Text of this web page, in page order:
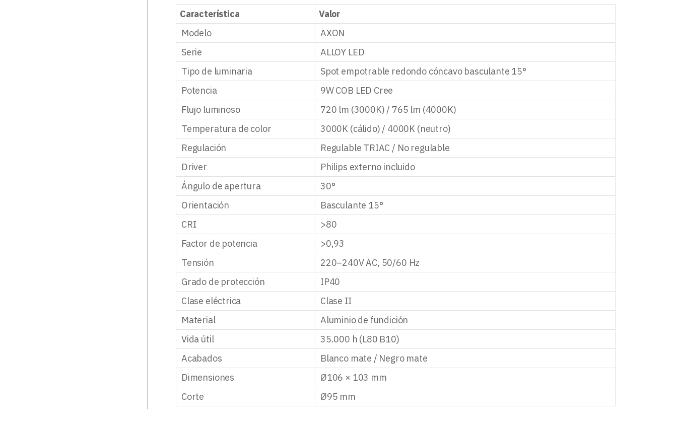
Característica
Valor
Modelo
AXON
Serie
ALLOY LED
Tipo de luminaria
Spot empotrable redondo cóncavo basculante 15°
Potencia
9W COB LED Cree
Flujo luminoso
720 lm (3000K) / 765 lm (4000K)
Temperatura de color
3000K (cálido) / 4000K (neutro)
Regulación
Regulable TRIAC / No regulable
Driver
Philips externo incluido
Ángulo de apertura
30°
Orientación
Basculante 15°
CRI
>80
Factor de potencia
>0,93
Tensión
220–240V AC, 50/60 Hz
Grado de protección
IP40
Clase eléctrica
Clase II
Material
Aluminio de fundición
Vida útil
35.000 h (L80 B10)
Acabados
Blanco mate / Negro mate
Dimensiones
Ø106 × 103 mm
Corte
Ø95 mm